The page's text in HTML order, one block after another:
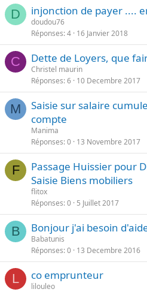
D injonction de payer ....
doudou76
Réponses 4 16 Janvier 2018
C Dette de Loyers, que
Christel maurin
Réponses 6 10 Decembre 2017
M
Saisie sur salaire
compte
Manima
Réponses 0 13 Novembre 2017
F
Passage Huissier pour
Saisie Biens mobiliers
flitox
Réponses 0 5 Juillet 2017
B Bonjour j'ai besoin
Babatunis
Réponses 0 13 Decembre 2016
L co emprunteur
lilouleo